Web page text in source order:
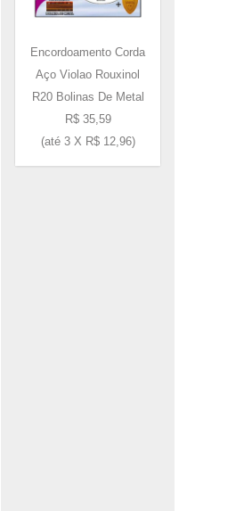
Encordoamento Corda
Aço Violao Rouxinol
R20 Bolinas De Metal
R$ 35,59
(até 3 X R$ 12,96)